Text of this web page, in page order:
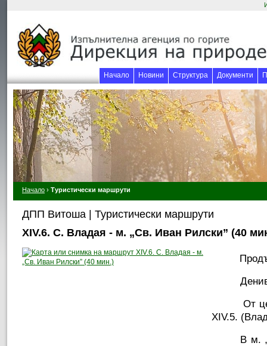
Начало Новини Структура Документи
Начало › Туристически маршрути
ДПП Витоша | Туристически маршрути
ХІV.6. С. Владая - м. „Св. Иван Рилски” (40
От
ХІV.5.
В м.